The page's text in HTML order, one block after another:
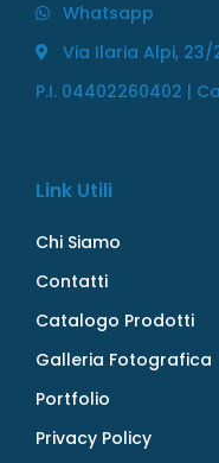
Whatsapp
Via Ilaria Alpi, 23/
P.I. 04402260402 |
Link Utili
Chi Siamo
Contatti
Catalogo Prodotti
Galleria Fotografica
Portfolio
Privacy Policy